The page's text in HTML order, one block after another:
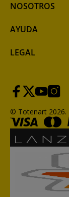
NOSOTROS
AYUDA
LEGAL
© Totenart 2026.